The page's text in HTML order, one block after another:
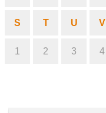
S T U V
1 2 3 4